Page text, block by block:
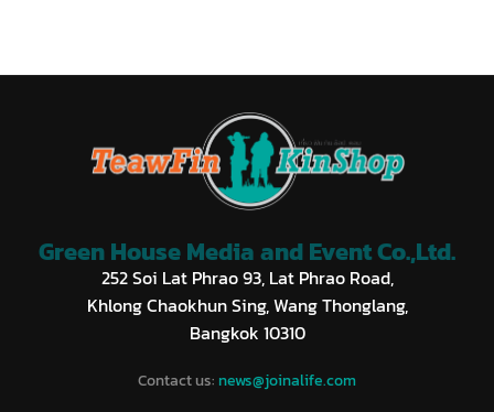
Green House Media and Event Co.,Ltd.
252 Soi Lat Phrao 93, Lat Phrao Road,
Khlong Chaokhun Sing, Wang Thonglang,
Bangkok 10310
Contact us: news@joinalife.com